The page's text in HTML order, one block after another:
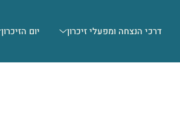
דרכי הנצחה ומפעלי זיכרון יום הזיכרון